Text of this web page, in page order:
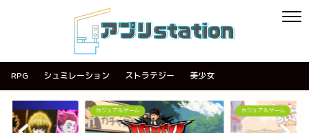
RPG シュミレーション ストラテジー 美少女
カジュアルゲーム カジュアルゲーム